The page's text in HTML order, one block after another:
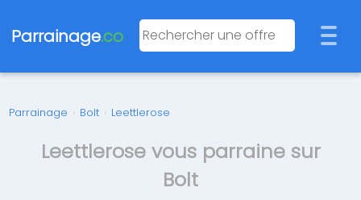
Parrainage.co
Parrainage › Bolt › Leettlerose
Leettlerose vous parraine sur
Bolt